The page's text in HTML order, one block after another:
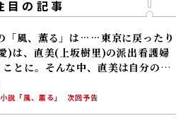
目の記事
「風、薫る」は……東京に戻ったり
)は、直美(上坂樹里)の派出看護婦
とに。そんな中、直美は自分の理
償の看護を始める
説「風、薫る」
次回予告